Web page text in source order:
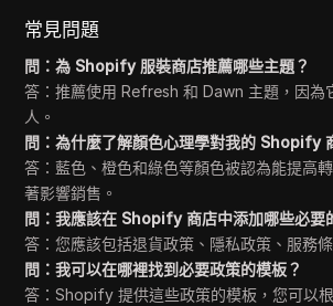
常見問題
問：為 Shopify 服裝商店推薦哪些主題？
答：推薦使用 Refresh 和 Dawn 主題，因為
人。
問：為什麼了解顏色心理學對我的 Shopify
答：藍色、橙色和綠色等顏色被認為能提高
著影響銷售。
問：我應該在 Shopify 商店中添加哪些必要
答：您應該包括退貨政策、隱私政策、服務
問：我可以在哪裡找到必要政策的模板？
答：Shopify 提供這些政策的模板，您可以